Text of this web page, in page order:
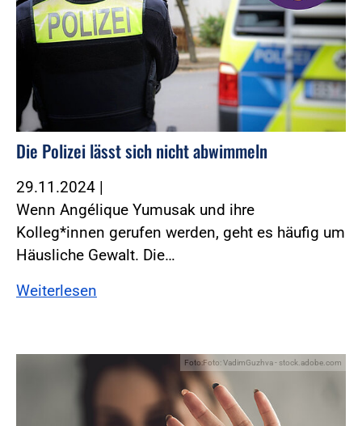
Die Polizei lässt sich nicht abwimmeln
29.11.2024 |
Wenn Angélique Yumusak und ihre
Kolleg*innen gerufen werden, geht es häufig um
Häusliche Gewalt. Die…
Weiterlesen
Foto:Foto: VadimGuzhva - stock.adobe.com